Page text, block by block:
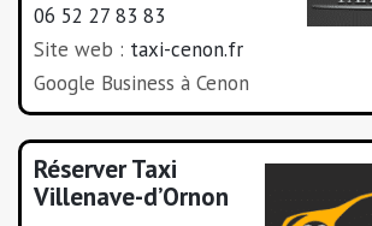
06 52 27 83 83
Site web : taxi-cenon.fr
Google Business à Cenon
Réserver Taxi
Villenave-d’Ornon